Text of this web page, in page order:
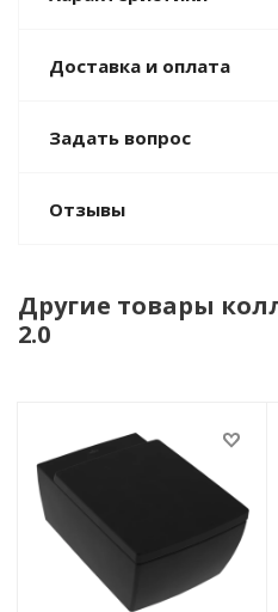
Доставка и оплата
Задать вопрос
Отзывы
Другие товары
2.0